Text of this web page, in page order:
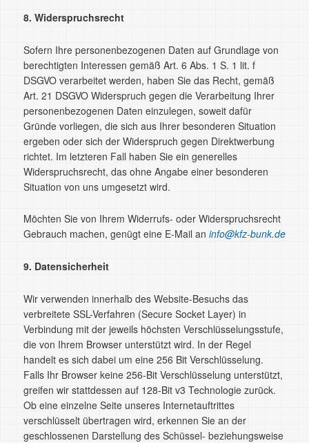
8. Widerspruchsrecht
Sofern Ihre personenbezogenen Daten auf Grundlage von
berechtigten Interessen gemäß Art. 6 Abs. 1 S. 1 lit. f
DSGVO verarbeitet werden, haben Sie das Recht, gemäß
Art. 21 DSGVO Widerspruch gegen die Verarbeitung Ihrer
personenbezogenen Daten einzulegen, soweit dafür
Gründe vorliegen, die sich aus Ihrer besonderen Situation
ergeben oder sich der Widerspruch gegen Direktwerbung
richtet. Im letzteren Fall haben Sie ein generelles
Widerspruchsrecht, das ohne Angabe einer besonderen
Situation von uns umgesetzt wird.
Möchten Sie von Ihrem Widerrufs- oder Widerspruchsrecht
Gebrauch machen, genügt eine E-Mail an info@kfz-bunk.de
9. Datensicherheit
Wir verwenden innerhalb des Website-Besuchs das
verbreitete SSL-Verfahren (Secure Socket Layer) in
Verbindung mit der jeweils höchsten Verschlüsselungsstufe,
die von Ihrem Browser unterstützt wird. In der Regel
handelt es sich dabei um eine 256 Bit Verschlüsselung.
Falls Ihr Browser keine 256-Bit Verschlüsselung unterstützt,
greifen wir stattdessen auf 128-Bit v3 Technologie zurück.
Ob eine einzelne Seite unseres Internetauftrittes
verschlüsselt übertragen wird, erkennen Sie an der
geschlossenen Darstellung des Schüssel- beziehungsweise